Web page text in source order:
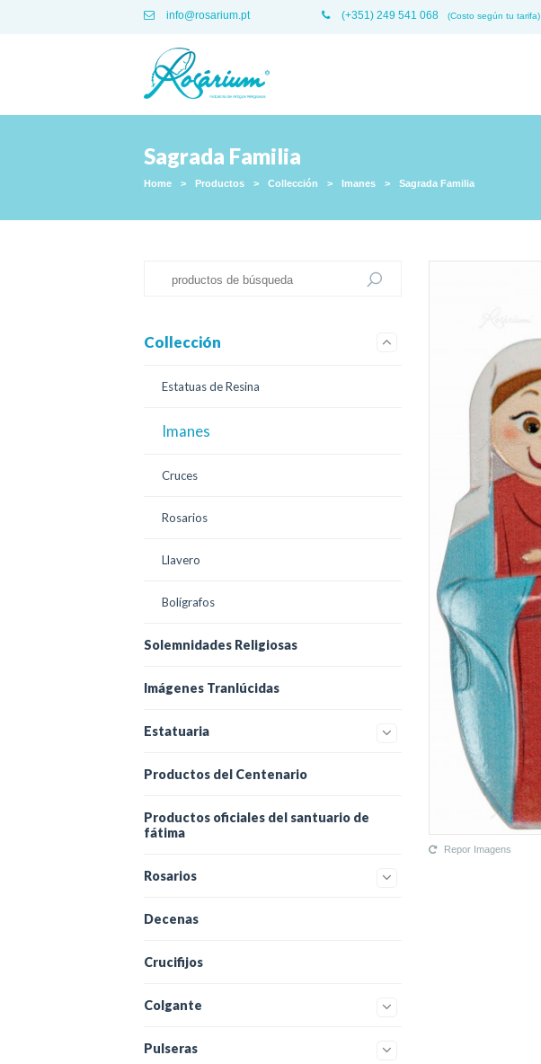
info@rosarium.pt (+351) 249 541 068 (Costo según tu tarifa)
Sagrada Familia
Home > Productos > Collección > Imanes > Sagrada Familia
Repor Imagens
Collección
Estatuas de Resina
Imanes
Cruces
Rosarios
Llavero
Bolígrafos
Solemnidades Religiosas
Imágenes Tranlúcidas
Estatuaria
Productos del Centenario
Productos oficiales del santuario de
fátima
Rosarios
Decenas
Crucifijos
Colgante
Pulseras